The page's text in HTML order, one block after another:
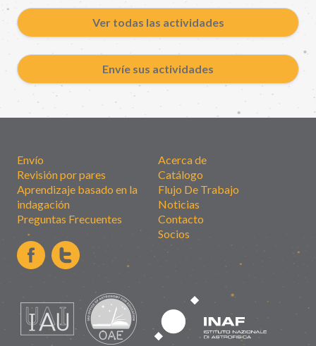
Ver todas las actividades
Envíe sus actividades
Envío
Revisión por pares
Aprendizaje basado en la
indagación
Preguntas Frecuentes
Acerca de
Catálogo
Flujo De Trabajo
Noticias
Contacto
Socios